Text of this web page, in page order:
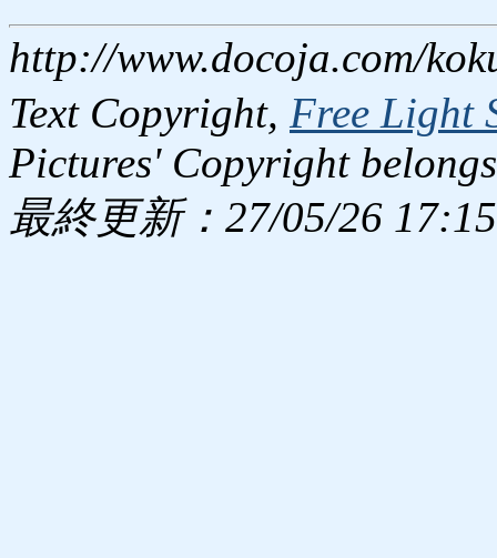
http://www.docoja.com/
Text Copyright, Free Light
Pictures' Copyright
最終更新：27/05/26 17:15